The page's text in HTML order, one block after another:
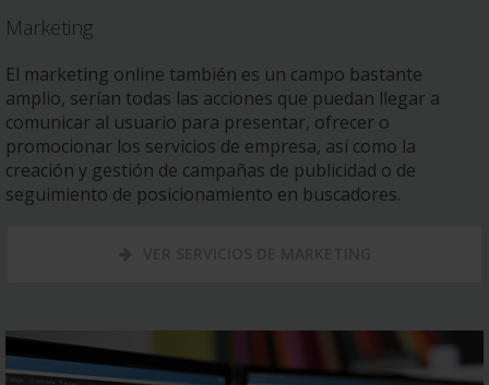
Marketing
El marketing online también es un campo bastante
amplio, serían todas las acciones que puedan llegar a
comunicar al usuario para presentar, ofrecer o
promocionar los servicios de empresa, así como la
creación y gestión de campañas de publicidad o de
seguimiento de posicionamiento en buscadores.